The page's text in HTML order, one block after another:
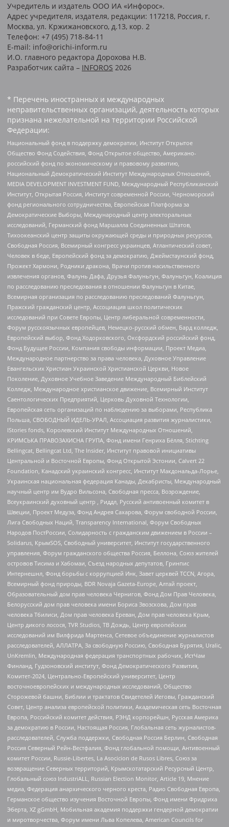
Учредитель и издатель ООО ИА «Инфорос».
Адрес учредителя, издателя, редакции: 117218, Россия, г.
Москва, ул. Кржижановского, д.13, кор. 2
Телефон: +7 (495) 718-84-11
E-mail: info@orichi-inform.ru
И.О. главного редактора Дорохова Н.В.
Разработчик сайта – INFOROS 2026
* Перечень иностранных и международных
неправительственных организаций, деятельность которых
признана нежелательной на территории Российской
Федерации:
Национальный фонд в поддержку демократии, Институт Открытое
Общество Фонд Содействия, Фонд Открытое общество, Американо-
российский фонд по экономическому и правовому развитию,
Национальный Демократический Институт Международных Отношений,
MEDIA DEVELOPMENT INVESTMENT FUND, Международный Республиканский
Институт, Открытая Россия, Институт современной России, Черноморский
фонд регионального сотрудничества, Европейская Платформа за
Демократические Выборы, Международный центр электоральных
исследований, Германский фонд Маршалла Соединенных Штатов,
Тихоокеанский центр защиты окружающей среды и природных ресурсов,
Свободная Россия, Всемирный конгресс украинцев, Атлантический совет,
Человек в беде, Европейский фонд за демократию, Джеймстаунский фонд,
Прожект Хармони, Родники дракона, Врачи против насильственного
извлечения органов, Фалунь Дафа, Друзья Фалуньгун, Фалуньгун, Коалиция
по расследованию преследования в отношении Фалуньгун в Китае,
Всемирная организация по расследованию преследований Фалуньгун,
Пражский гражданский центр, Ассоциация школ политических
исследований при Совете Европы, Центр либеральной современности,
Форум русскоязычных европейцев, Немецко-русский обмен, Бард колледж,
Европейский выбор, Фонд Ходорковского, Оксфордский российский фонд,
Фонд Будущее России, Компания свободы информации, Проект Медиа,
Международное партнерство за права человека, Духовное Управление
Евангельских Христиан Украинской Христианской Церкви, Новое
Поколение, Духовное Учебное Заведение Международный Библейский
Колледж, Международное христианское движение, Всемирный Институт
Саентологических Предприятий, Церковь Духовной Технологии,
Европейская сеть организаций по наблюдению за выборами, Республика
Польша, СВОБОДНЫЙ ИДЕЛЬ-УРАЛ, Ассоциация развития журналистики,
IStories fonds, Королевский Институт Международных Отношений,
КРИМСЬКА ПРАВОЗАХИСНА ГРУПА, Фонд имени Генриха Бёлля, Stichting
Bellingcat, Bellingcat Ltd, The Insider, Институт правовой инициативы
Центральной и Восточной Европы, Фонд Открытой Эстонии, Calvert 22
Foundation, Канадский украинский конгресс, Институт Макдональда-Лорье,
Украинская национальная федерация Канады, Декабристы, Международный
научный центр им Вудро Вильсона, Свободная пресса, Возрождение,
Всеукраинский духовный центр , Риддл, Русский антивоенный комитет в
Швеции, Проект Медуза, Фонд Андрея Сахарова, Форум свободной России,
Лига Свободных Наций, Transparеncy International, Форум Свободных
Народов ПостРоссии, Солидарность с гражданским движением в России –
Solidarus, КрымSOS, Свободный университет, Институт государственного
управления, Форум гражданского общества Россия, Беллона, Союз жителей
островов Тисима и Хабомаи, Съезд народных депутатов, Гринпис
Интернешнл, Фонд борьбы с коррупцией Инк, Завет церквей TCCN, Агора,
Всемирный фонд природы, BDR Novaja Gazeta-Europe, Алтай проект,
Образовательный дом прав человека Чернигов, Фонд Дом Прав Человека,
Белорусский дом прав человека имени Бориса Звозскова, Дом прав
человека Тбилиси, Дом прав человека Ереван, Дом прав человека Крым,
Центр дикого лосося, TVR Studios, ТВ Дождь, Центр европейских
исследований им Вилфрида Мартенса, Сетевое объединение журналистов
расследователей, АЛЛАТРА, За свободную Россию, Свободная Бурятия, Uralic,
UnKremlin, Международная федерация транспортных рабочих, ИстЧам
Финланд, Гудзоновский институт, Фонд Демократического Развития,
Комитет-2024, Центрально-Европейский университет, Центр
восточноевропейских и международных исследований, Общество
Сторожевой башни, Библии и трактатов Свидетелей Иеговы, Гражданский
Совет, Центр анализа европейской политики, Академическая сеть Восточная
Европа, Российский комитет действия, РЭНД корпорейшн, Русская Америка
за демократию в России, Настоящая Россия, Глобальная сеть журналистов-
расследователей, Служба поддержки, Свободная Россия Берлин, Свободная
Россия Северный Рейн-Вестфалия, Фонд глобальной помощи, Антивоенный
комитет России, Russie-Libertes, La Asocicion de Rusos Libres, Союз за
возвращение Северных территорий, Крымскотатарский Ресурсный Центр,
Глобальный союз IndustriALL, Russian Election Monitor, Article 19, Мнение
медиа, Федерация анархического черного креста, Радио Свободная Европа,
Германское общество изучения Восточной Европы, Фонд имени Фридриха
Эберта, XZ gGmbH, Мобильная академия поддержки гендерной демократии
и миротворчества, Форум имени Льва Копелева, American Councils for